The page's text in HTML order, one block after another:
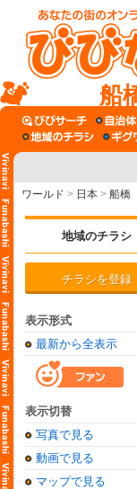
船
ワールド > 日本 > 船橋
地域のチラシ
チラシを登録
表示形式
最新から全表示
表示切替
写真で見る
動画で見る
マップで見る